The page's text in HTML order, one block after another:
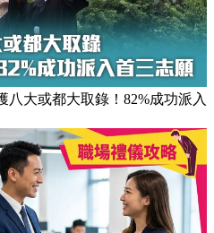
八大或都大取錄！82%成功派入